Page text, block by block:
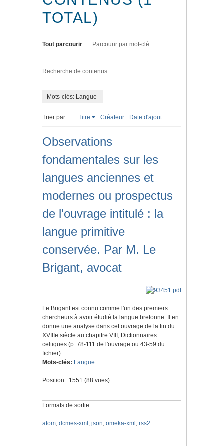
TOTAL)
Tout parcourir Parcourir par mot-clé
Recherche de contenus
Mots-clés: Langue
Trier par : Titre Créateur Date d'ajout
Observations
fondamentales sur les
langues anciennes et
modernes ou prospectus
de l'ouvrage intitulé : la
langue primitive
conservée. Par M. Le
Brigant, avocat
Le Brigant est connu comme l'un des premiers
chercheurs à avoir étudié la langue bretonne. Il en
donne une analyse dans cet ouvrage de la fin du
XVIIIe siècle au chapitre VIII, Dictionnaires
celtiques (p. 78-111 de l'ouvrage ou 43-59 du
fichier).
Mots-clés: Langue
Position : 1551 (88 vues)
Formats de sortie
atom, dcmes-xml , json, omeka-xml , rss2